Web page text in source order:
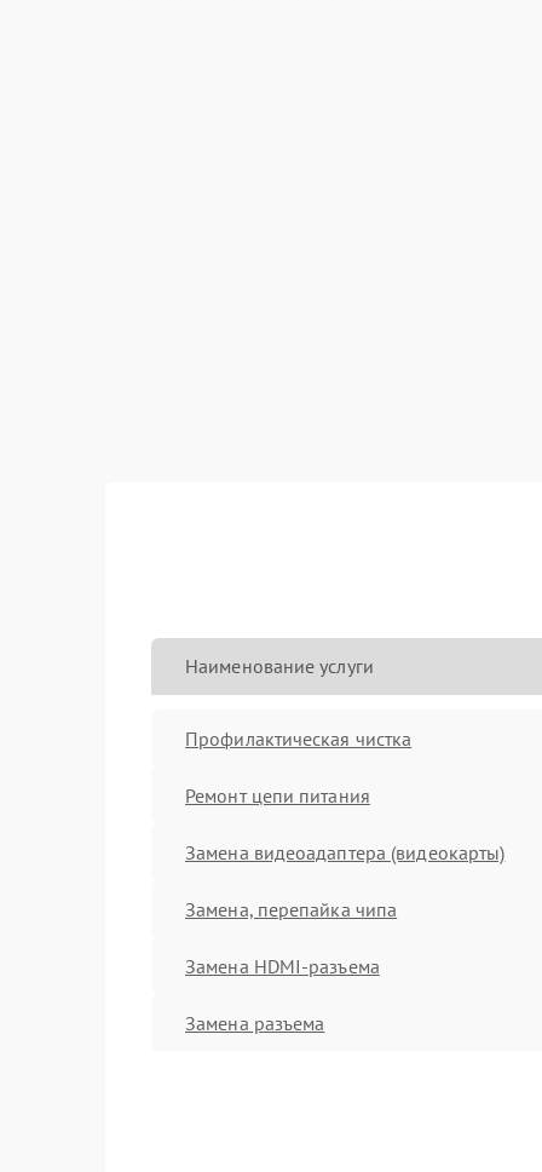
Наименование услуги
Профилактическая чистка
Ремонт цепи питания
Замена видеоадаптера (видеокарты)
Замена, перепайка чипа
Замена HDMI-разъема
Замена разъема